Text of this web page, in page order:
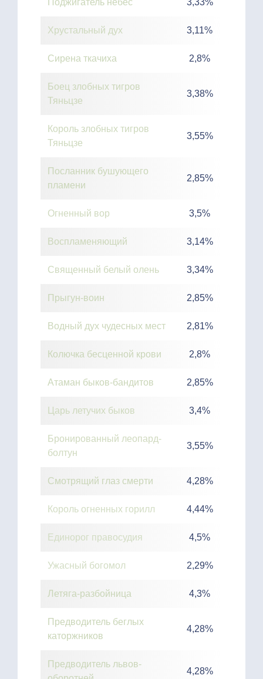
Хрустальный дух 3,11%
Сирена ткачиха 2,8%
Боец злобных тигров
Тяньцзе
3,38%
Король злобных тигров
Тяньцзе
3,55%
Посланник бушующего
пламени
2,85%
Огненный вор 3,5%
Воспламеняющий 3,14%
Священный белый олень 3,34%
Прыгун-воин 2,85%
Водный дух чудесных мест 2,81%
Колючка бесценной крови 2,8%
Атаман быков-бандитов 2,85%
Царь летучих быков 3,4%
Бронированный леопард-
болтун
3,55%
Смотрящий глаз смерти 4,28%
Король огненных горилл 4,44%
Единорог правосудия 4,5%
Ужасный богомол 2,29%
Летяга-разбойница 4,3%
Предводитель беглых
каторжников
4,28%
Предводитель львов-
4,28%